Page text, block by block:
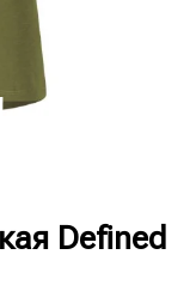
Defined